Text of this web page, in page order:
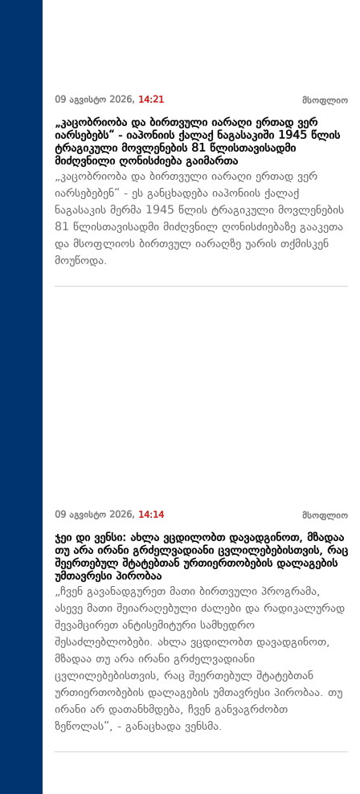
09 აგვისტო 2026, 14:21 მსოფლიო
„კაცობრიობა და ბირთვული იარაღი ერთად ვერ
იარსებებს“ - იაპონიის ქალაქ ნაგასაკიში 1945 წლის
ტრაგიკული მოვლენების 81 წლისთავისადმი
მიძღვნილი ღონისძიება გაიმართა
„კაცობრიობა და ბირთვული იარაღი ერთად ვერ
იარსებებენ“ - ეს განცხადება იაპონიის ქალაქ
ნაგასაკის მერმა 1945 წლის ტრაგიკული მოვლენების
81 წლისთავისადმი მიძღვნილ ღონისძიებაზე გააკეთა
და მსოფლიოს ბირთვულ იარაღზე უარის თქმისკენ
მოუწოდა.
09 აგვისტო 2026, 14:14 მსოფლიო
ჯეი დი ვენსი: ახლა ვცდილობთ დავადგინოთ, მზადაა
თუ არა ირანი გრძელვადიანი ცვლილებებისთვის, რაც
შეერთებულ შტატებთან ურთიერთობების დალაგების
უმთავრესი პირობაა
„ჩვენ გავანადგურეთ მათი ბირთვული პროგრამა,
ასევე მათი შეიარაღებული ძალები და რადიკალურად
შევამცირეთ ანტისემიტური სამხედრო
შესაძლებლობები. ახლა ვცდილობთ დავადგინოთ,
მზადაა თუ არა ირანი გრძელვადიანი
ცვლილებებისთვის, რაც შეერთებულ შტატებთან
ურთიერთობების დალაგების უმთავრესი პირობაა. თუ
ირანი არ დათანხმდება, ჩვენ განვაგრძობთ
ზეწოლას“, - განაცხადა ვენსმა.